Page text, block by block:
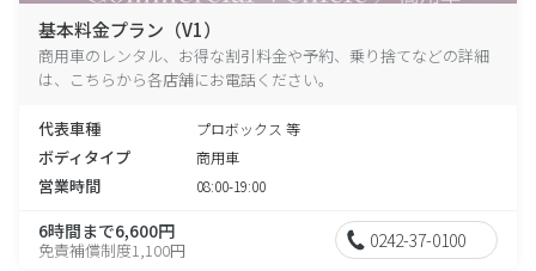
基本料金プラン（V1）
商用車のレンタル、お得な割引料金や予約、乗り捨てなどの詳細
は、こちらから各店舗にお電話ください。
代表車種 プロボックス 等
ボディタイプ 商用車
営業時間 08:00-19:00
6時間まで6,600円
免責補償制度1,100円 0242-37-0100